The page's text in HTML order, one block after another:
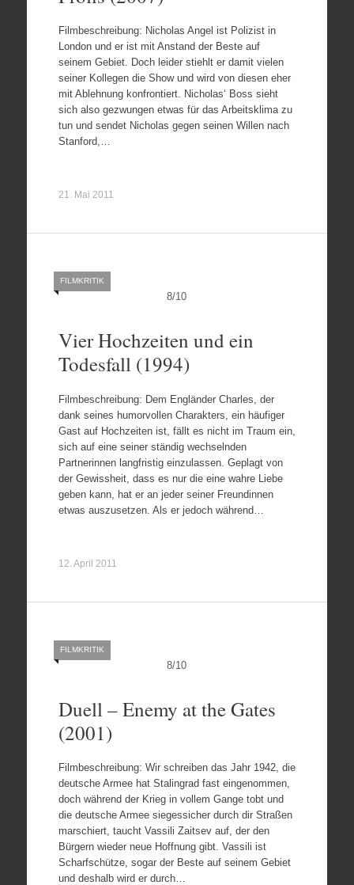
Filmbeschreibung: Nicholas Angel ist Polizist in
London und er ist mit Anstand der Beste auf
seinem Gebiet. Doch leider stiehlt er damit vielen
seiner Kollegen die Show und wird von diesen eher
mit Ablehnung konfrontiert. Nicholas‘ Boss sieht
sich also gezwungen etwas für das Arbeitsklima zu
tun und sendet Nicholas gegen seinen Willen nach
Stanford,…
21. Mai 2011
8/10
FILMKRITIK
Vier Hochzeiten und ein
Todesfall (1994)
Filmbeschreibung: Dem Engländer Charles, der
dank seines humorvollen Charakters, ein häufiger
Gast auf Hochzeiten ist, fällt es nicht im Traum ein,
sich auf eine seiner ständig wechselnden
Partnerinnen langfristig einzulassen. Geplagt von
der Gewissheit, dass es nur die eine wahre Liebe
geben kann, hat er an jeder seiner Freundinnen
etwas auszusetzen. Als er jedoch während…
12. April 2011
8/10
FILMKRITIK
Duell – Enemy at the Gates
(2001)
Filmbeschreibung: Wir schreiben das Jahr 1942, die
deutsche Armee hat Stalingrad fast eingenommen,
doch während der Krieg in vollem Gange tobt und
die deutsche Armee siegessicher durch dir Straßen
marschiert, taucht Vassili Zaitsev auf, der den
Bürgern wieder neue Hoffnung gibt. Vassili ist
Scharfschütze, sogar der Beste auf seinem Gebiet
und deshalb wird er durch…